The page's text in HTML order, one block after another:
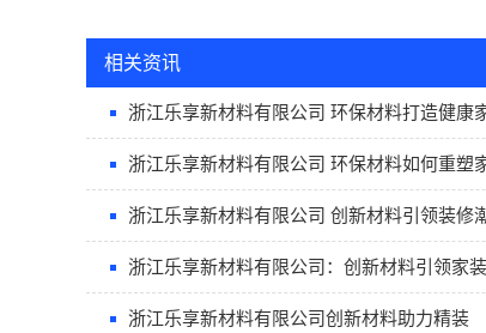
相关资讯
浙江乐享新材料有限公司 环保材料打造健康
浙江乐享新材料有限公司 环保材料如何重塑
浙江乐享新材料有限公司 创新材料引领装修
浙江乐享新材料有限公司：创新材料引领家
浙江乐享新材料有限公司创新材料助力精装